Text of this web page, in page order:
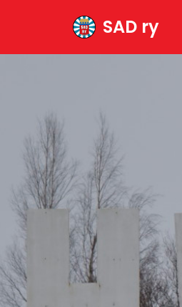
suoraan
SAD ry